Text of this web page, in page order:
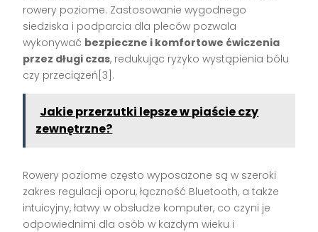
rowery poziome. Zastosowanie wygodnego
siedziska i podparcia dla pleców pozwala
wykonywać bezpieczne i komfortowe ćwiczenia
przez długi czas, redukując ryzyko wystąpienia bólu
czy przeciążeń[3].
Jakie przerzutki lepsze w piaście czy
zewnętrzne?
Rowery poziome często wyposażone są w szeroki
zakres regulacji oporu, łączność Bluetooth, a także
intuicyjny, łatwy w obsłudze komputer, co czyni je
odpowiednimi dla osób w każdym wieku i